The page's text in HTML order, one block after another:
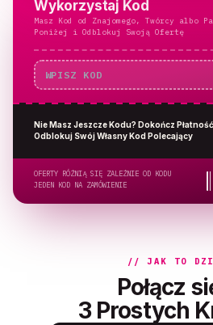
Wykorzystaj Kod
Masz Kod od Znajomego, Twórcy albo
Poniżej i Odblokuj Swoją Ofertę
Nie Masz Jeszcze Kodu? Dokończ
Odblokuj Swój Własny Kod Polecający
OFERTY RÓŻNIĄ SIĘ ZALEŻNIE OD KODU
JEDEN KOD NA ZAMÓWIENIE
// JAK TO
Połącz
3 Prostych